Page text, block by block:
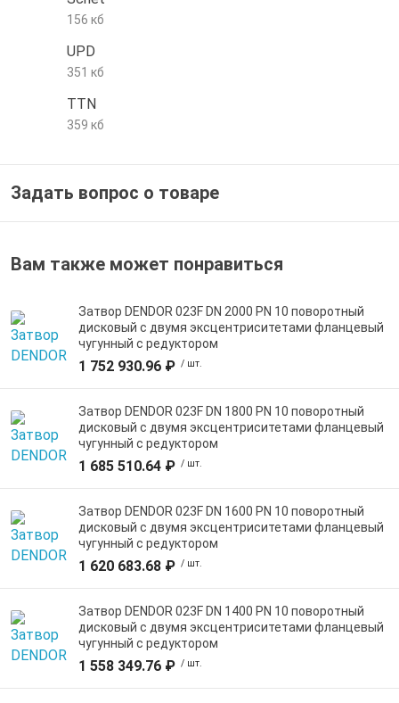
трубы и фитинги
156 кб
UPD
351 кб
TTN
359 кб
Задать вопрос о товаре
Вам также может понравиться
Затвор DENDOR 023F DN 2000 PN 10 поворотный
дисковый c двумя эксцентриситетами фланцевый
чугунный с редуктором
1 752 930.96 ₽ / шт.
Затвор DENDOR 023F DN 1800 PN 10 поворотный
дисковый c двумя эксцентриситетами фланцевый
чугунный с редуктором
1 685 510.64 ₽ / шт.
Затвор DENDOR 023F DN 1600 PN 10 поворотный
дисковый c двумя эксцентриситетами фланцевый
чугунный с редуктором
1 620 683.68 ₽ / шт.
Затвор DENDOR 023F DN 1400 PN 10 поворотный
дисковый c двумя эксцентриситетами фланцевый
чугунный с редуктором
1 558 349.76 ₽ / шт.